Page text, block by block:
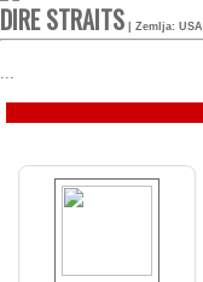
DIRE STRAITS | Zemlja: USA
...